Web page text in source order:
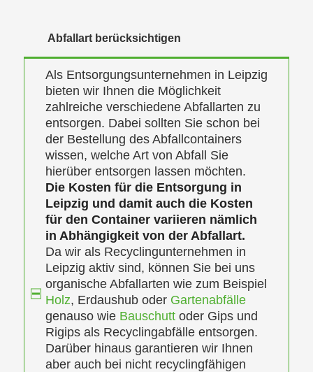
Abfallart berücksichtigen
Als Entsorgungsunternehmen in Leipzig
bieten wir Ihnen die Möglichkeit
zahlreiche verschiedene Abfallarten zu
entsorgen. Dabei sollten Sie schon bei
der Bestellung des Abfallcontainers
wissen, welche Art von Abfall Sie
hierüber entsorgen lassen möchten.
Die Kosten für die Entsorgung in
Leipzig und damit auch die Kosten
für den Container variieren nämlich
in Abhängigkeit von der Abfallart.
Da wir als Recyclingunternehmen in
Leipzig aktiv sind, können Sie bei uns
organische Abfallarten wie zum Beispiel
Holz, Erdaushub oder Gartenabfälle
genauso wie Bauschuttoder Gips und
Rigips als Recyclingabfälle entsorgen.
Darüber hinaus garantieren wir Ihnen
aber auch bei nicht recyclingfähigen